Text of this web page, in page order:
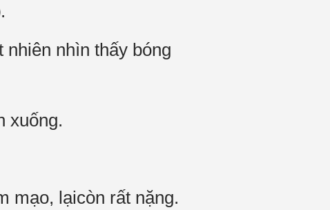
nhìn thấy bóng
xuống.
mạo, lạicòn rất nặng.